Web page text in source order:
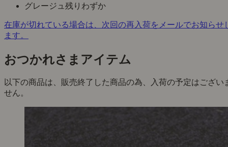
グレージュ 残りわずか
在庫が切れている場合は、次回の再入荷をメールでお知らせ
ます。
おつかれさまアイテム
以下の商品は、販売終了した商品の為、入荷の予定はござい
せん。